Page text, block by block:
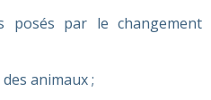
posés par le changement
animaux ;